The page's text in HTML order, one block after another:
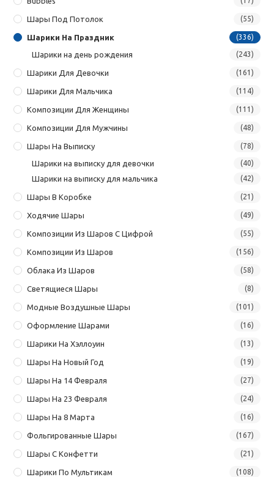
Шары Под Потолок (55)
Шарики На Праздник (336)
Шарики на день рождения (243)
Шарики Для Девочки (161)
Шарики Для Мальчика (114)
Композиции Для Женщины (111)
Композиции Для Мужчины (48)
Шары На Выписку (78)
Шарики на выписку для девочки (40)
Шарики на выписку для мальчика (42)
Шары В Коробке (21)
Ходячие Шары (49)
Композиции Из Шаров С Цифрой (55)
Композиции Из Шаров (156)
Облака Из Шаров (58)
Светящиеся Шары (8)
Модные Воздушные Шары (101)
Оформление Шарами (16)
Шарики На Хэллоуин (13)
Шары На Новый Год (19)
Шары На 14 Февраля (27)
Шары На 23 Февраля (24)
Шары На 8 Марта (16)
Фольгированные Шары (167)
Шары С Конфетти (21)
Шарики По Мультикам (108)